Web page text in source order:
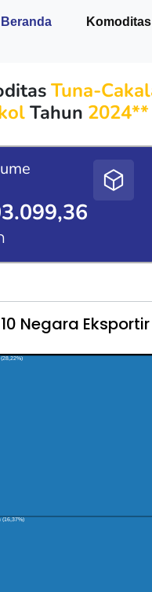
Beranda
Tuna-
Tahun
Negara Eksportir
(16,37%)